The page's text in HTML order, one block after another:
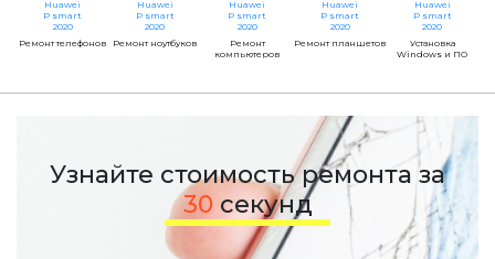
Ремонт телефонов Ремонт ноутбуков
Ремонт
компьютеров
Ремонт планшетов
Установка
Windows и ПО
Узнайте стоимость ремонта за
30 секунд